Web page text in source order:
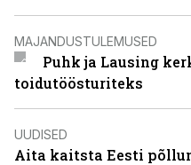
MAJANDUSTULEMUSED
Puhk ja Lausing
toidutöösturiteks
UUDISED
Aita kaitsta Eesti